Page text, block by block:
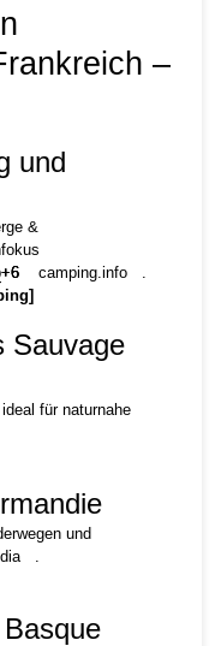
–
und
&
+6
+6
+6 camping.info
.
Sauvage
für naturnahe
und
.